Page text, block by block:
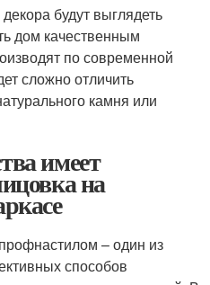
будут выглядеть
дом качественным
по современной
сложно отличить
камня или
имеет
на
– один из
способов